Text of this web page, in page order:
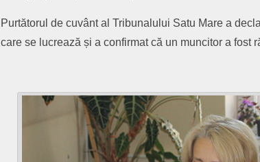
Purtătorul de cuvânt al Tribunalului Satu Mare a
care se lucrează și a confirmat că un muncitor a fost